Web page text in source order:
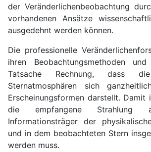
der Veränderlichenbeobachtung
vorhandenen Ansätze
ausgedehnt werden können.
Die professionelle
ihren Beobachtungsmethoden
Tatsache Rechnung, dass
Sternatmosphären sich
Erscheinungsformen darstellt. Damit
die empfangene Strahlung
Informationsträger der
und in dem beobachteten Stern
werden muss.